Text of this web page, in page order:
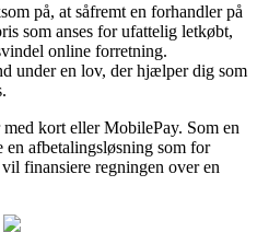
på, at såfremt en forhandler på
som anses for ufattelig letkøbt,
online forretning.
under en lov, der hjælper dig som
kort eller MobilePay. Som en
en afbetalingsløsning som for
finansiere regningen over en